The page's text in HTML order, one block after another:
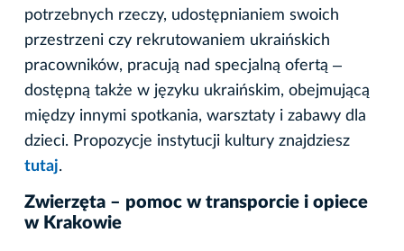
potrzebnych rzeczy, udostępnianiem swoich
przestrzeni czy rekrutowaniem ukraińskich
pracowników, pracują nad specjalną ofertą ‒
dostępną także w języku ukraińskim, obejmującą
między innymi spotkania, warsztaty i zabawy dla
dzieci. Propozycje instytucji kultury znajdziesz
tutaj.
Zwierzęta – pomoc w transporcie i opiece
w Krakowie